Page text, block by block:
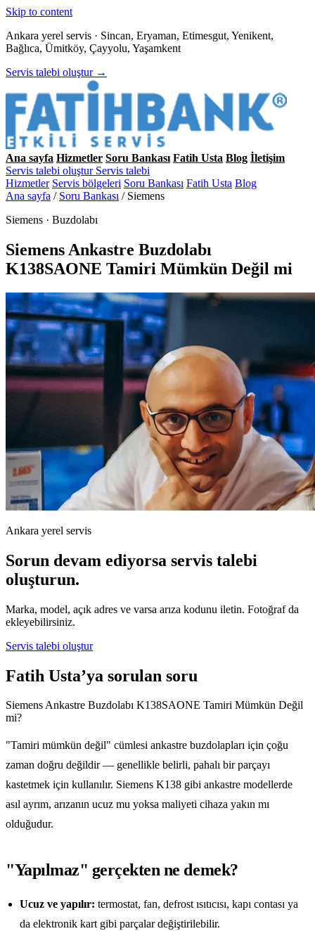
Skip to content
Ankara yerel servis · Sincan, Eryaman, Etimesgut, Yenikent,
Bağlıca, Ümitköy, Çayyolu, Yaşamkent
Servis talebi oluştur →
Ana sayfa Hizmetler Soru Bankası Fatih Usta Blog İletişim
Servis talebi oluştur Servis talebi
Hizmetler Servis bölgeleri Soru Bankası Fatih Usta Blog
Ana sayfa / Soru Bankası / Siemens
Siemens · Buzdolabı
Siemens Ankastre Buzdolabı
K138SAONE Tamiri Mümkün Değil mi
Ankara yerel servis
Sorun devam ediyorsa servis talebi
oluşturun.
Marka, model, açık adres ve varsa arıza kodunu iletin. Fotoğraf da
ekleyebilirsiniz.
Servis talebi oluştur
Fatih Usta’ya sorulan soru
Siemens Ankastre Buzdolabı K138SAONE Tamiri Mümkün Değil
mi?
"Tamiri mümkün değil" cümlesi ankastre buzdolapları için çoğu
zaman doğru değildir — genellikle belirli, pahalı bir parçayı
kastetmek için kullanılır. Siemens K138 gibi ankastre modellerde
asıl ayrım, arızanın ucuz mu yoksa maliyeti cihaza yakın mı
olduğudur.
"Yapılmaz" gerçekten ne demek?
Ucuz ve yapılır: termostat, fan, defrost ısıtıcısı, kapı contası ya
da elektronik kart gibi parçalar değiştirilebilir.